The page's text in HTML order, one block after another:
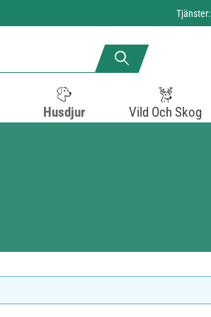
Tjänster:
Husdjur Vild Och Skog